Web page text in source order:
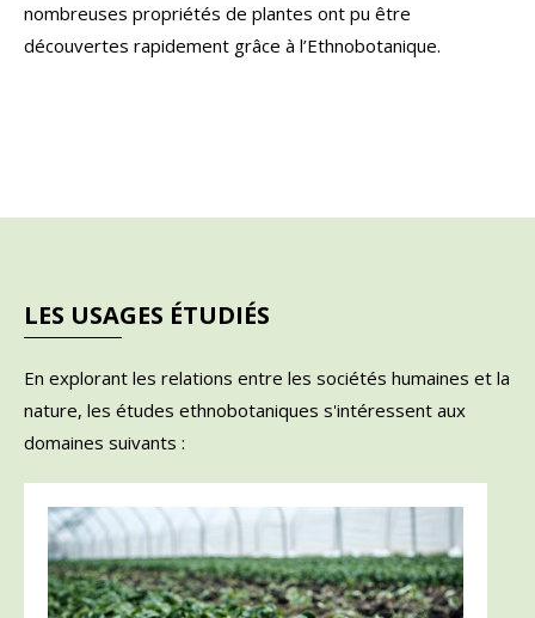
nombreuses propriétés de plantes ont pu être
découvertes rapidement grâce à l’Ethnobotanique.
LES USAGES ÉTUDIÉS
En explorant les relations entre les sociétés humaines et la
nature, les études ethnobotaniques s'intéressent aux
domaines suivants :